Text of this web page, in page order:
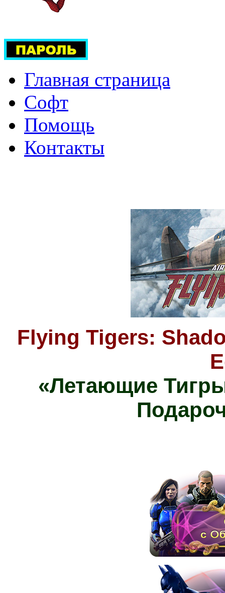
Главная страница
Софт
Помощь
Контакты
Flying Tigers:
«Летающие